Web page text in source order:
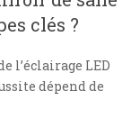
clés ?
l’éclairage LED
dépend de